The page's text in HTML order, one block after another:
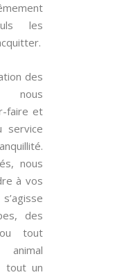
les
des
nous
faire et
service
nous
à vos
des
tout
tout un